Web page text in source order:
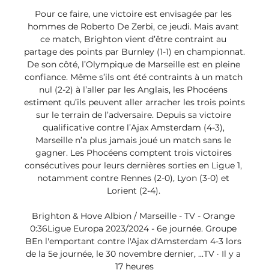
Pour ce faire, une victoire est envisagée par les
hommes de Roberto De Zerbi, ce jeudi. Mais avant
ce match, Brighton vient d’être contraint au
partage des points par Burnley (1-1) en championnat.
De son côté, l’Olympique de Marseille est en pleine
confiance. Même s’ils ont été contraints à un match
nul (2-2) à l’aller par les Anglais, les Phocéens
estiment qu’ils peuvent aller arracher les trois points
sur le terrain de l’adversaire. Depuis sa victoire
qualificative contre l’Ajax Amsterdam (4-3),
Marseille n’a plus jamais joué un match sans le
gagner. Les Phocéens comptent trois victoires
consécutives pour leurs dernières sorties en Ligue 1,
notamment contre Rennes (2-0), Lyon (3-0) et
Lorient (2-4).
Brighton & Hove Albion / Marseille - TV - Orange
0:36Ligue Europa 2023/2024 - 6e journée. Groupe
BEn l'emportant contre l'Ajax d'Amsterdam 4-3 lors
de la 5e journée, le 30 novembre dernier, ...TV · Il y a
17 heures